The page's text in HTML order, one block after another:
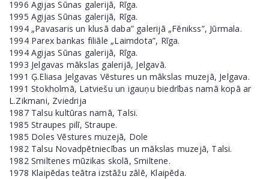
1996 Agijas Sūnas galerijā, Rīga.
1995 Agijas Sūnas galerijā, Rīga.
1994 „Pavasaris un klusā daba” galerijā „Fēnikss”, Jūrmala.
1994 Parex bankas filiāle „Laimdota”, Rīga.
1994 Agijas Sūnas galerijā, Rīga.
1993 Jelgavas mākslas galerijā, Jelgavā.
1991 Ģ.Eliasa Jelgavas Vēstures un mākslas muzejā, Jelgava.
1991 Stokholmā, Latviešu un igauņu biedrības namā kopā ar
L.Zikmani, Zviedrija
1987 Talsu kultūras namā, Talsi.
1985 Straupes pilī, Straupe.
1985 Doles Vēstures muzejā, Dole
1982 Talsu Novadpētniecības un mākslas muzejā, Talsi.
1982 Smiltenes mūzikas skolā, Smiltene.
1978 Klaipēdas teātra izstāžu zālē, Klaipēda.